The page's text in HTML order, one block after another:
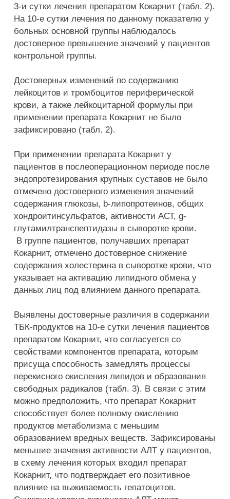
3-и сутки лечения препаратом Кокарнит (табл. 2).
На 10-е сутки лечения по данному показателю у
больных основной группы наблюдалось
достоверное превышение значений у пациентов
контрольной группы.
Достоверных изменений по содержанию
лейкоцитов и тромбоцитов периферической
крови, а также лейкоцитарной формулы при
применении препарата Кокарнит не было
зафиксировано (табл. 2).
При применении препарата Кокарнит у
пациентов в послеоперационном периоде после
эндопротезирования крупных суставов не было
отмечено достоверного изменения значений
содержания глюкозы, b-липопротеинов, общих
хондроитинсульфатов, активности АСТ, g-
глутамилтранспептидазы в сыворотке крови.
В группе пациентов, получавших препарат
Кокарнит, отмечено достоверное снижение
содержания холестерина в сыворотке крови, что
указывает на активацию липидного обмена у
данных лиц под влиянием данного препарата.
Выявлены достоверные различия в содержании
ТБК-продуктов на 10-е сутки лечения пациентов
препаратом Кокарнит, что согласуется со
свойствами компонентов препарата, которым
присуща способность замедлять процессы
перекисного окисления липидов и образования
свободных радикалов (табл. 3). В связи с этим
можно предположить, что препарат Кокарнит
способствует более полному окислению
продуктов метаболизма с меньшим
образованием вредных веществ. Зафиксированы
меньшие значения активности АЛТ у пациентов,
в схему лечения которых входил препарат
Кокарнит, что подтверждает его позитивное
влияние на выживаемость гепатоцитов.